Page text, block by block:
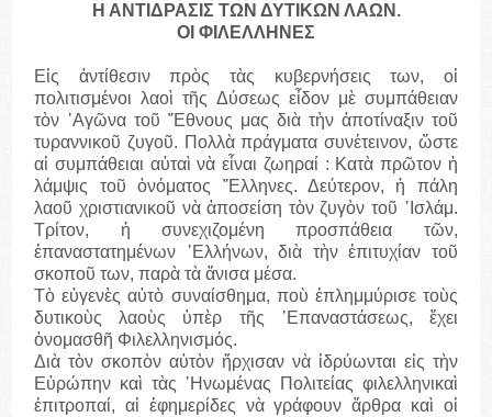
Η ΑΝΤΙΔΡΑΣΙΣ ΤΩΝ ΔΥΤΙΚΩΝ ΛΑΩΝ.
ΟΙ ΦΙΛΕΛΛΗΝΕΣ
Εἰς ἀντίθεσιν πρὸς τὰς κυβερνήσεις των, οἱ
πολιτισμένοι λαοὶ τῆς Δύσεως εἶδον μὲ συμπάθειαν
τὸν ᾽Αγῶνα τοῦ ῎Εθνους μας διὰ τὴν ἀποτίναξιν τοῦ
τυραννικοῦ ζυγοῦ. Πολλὰ πράγματα συνέτεινον, ὥστε
αἱ συμπάθειαι αὐταὶ νὰ εἶναι ζωηραί : Κατὰ πρῶτον ἡ
λάμψις τοῦ ὀνόματος ῞Ελληνες. Δεύτερον, ἡ πάλη
λαοῦ χριστιανικοῦ νὰ ἀποσείση τὸν ζυγὸν τοῦ ᾽Ισλάμ.
Τρίτον, ἡ συνεχιζομένη προσπάθεια τῶν,
ἐπαναστατημένων ῾Ελλήνων, διὰ τὴν ἐπιτυχίαν τοῦ
σκοποῦ των, παρὰ τὰ ἄνισα μέσα.
Τὸ εὐγενὲς αὐτὸ συναίσθημα, ποὺ ἐπλημμύρισε τοὺς
δυτικοὺς λαοὺς ὑπὲρ τῆς ᾽Επαναστάσεως, ἔχει
ὀνομασθῆ Φιλελληνισμός.
Διὰ τὸν σκοπὸν αὐτὸν ἤρχισαν νὰ ἱδρύωνται εἰς τὴν
Εὐρώπην καὶ τὰς ῾Ηνωμένας Πολιτείας φιλελληνικαὶ
ἐπιτροπαί, αἱ ἐφημερίδες νὰ γράφουν ἄρθρα καὶ οἱ